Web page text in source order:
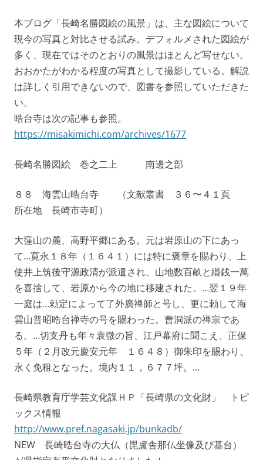
本ブログ「長崎名勝図絵の風景」は、主な図絵について
現今の写真と対比させる試み。デフォルメされた図絵が
多く、現在ではそのとおりの風景はほとんど写せない。
おおかたがわかる程度の写真として撮影している。解説
は詳しく引用できないので、図書を参照していただきた
い。
晧台寺は次の記事も参照。
https://misakimichi.com/archives/1677
長崎名勝図絵 巻之二上 南邊之部
８８ 海雲山晧台寺 （文献叢書 ３６〜４１頁
所在地 長崎市寺町）
大窪山の麓、高野平郷にある。元は岩原山の下にあっ
て…寛永１８年（１６４１）には特に褒章を賜わり、上
使井上筑後守源政清が派遣され、山地数百畝と緡銭一萬
を喜捨して、岩原から今の地に移建された。…翌１９年
一庭は…勅定によって了外廣禅師と号し、更に勅して海
雲山普昭晧台禅寺の号を賜わった。曹洞派の禅宗であ
る。…切支丹も年々衰微の旨、江戸幕府に聞こえ、正保
５年（２月改元慶安元年 １６４８）御朱印を賜わり、
永く免租となった。境内１１，６７７坪。…
長崎県教育庁学芸文化課ＨＰ「長崎県の文化財」 トピ
ックス情報
http://www.pref.nagasaki.jp/bunkadb/
NEW 長崎晧台寺の大仏（毘盧舎那仏坐像及び基台）